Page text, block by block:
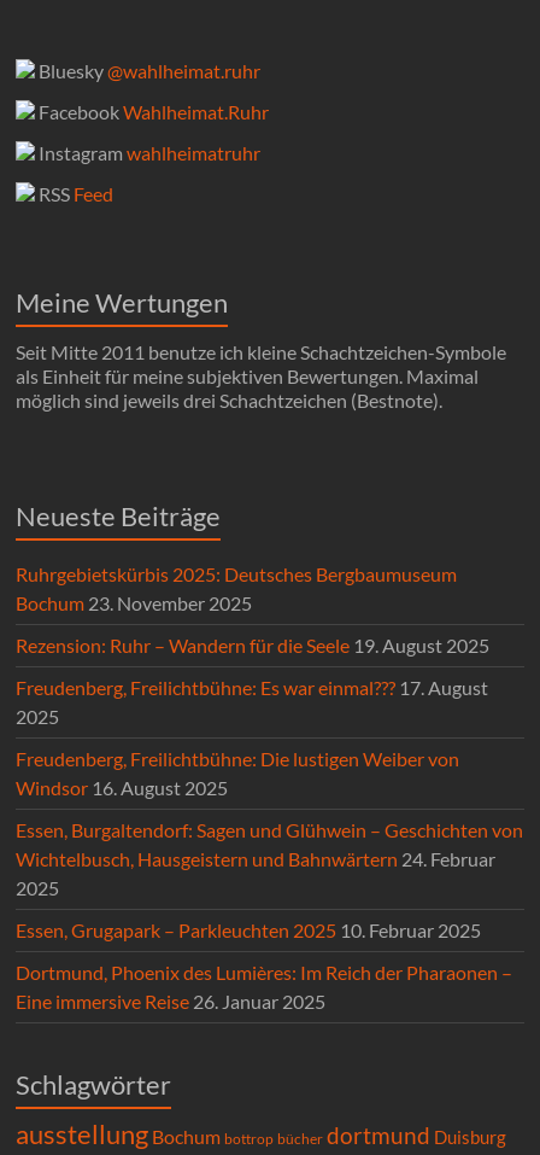
Bluesky@wahlheimat.ruhr
FacebookWahlheimat.Ruhr
Instagramwahlheimatruhr
RSS Feed
Meine Wertungen
Seit Mitte 2011 benutze ich kleine Schachtzeichen-Symbole
als Einheit für meine subjektiven Bewertungen. Maximal
möglich sind jeweils drei Schachtzeichen (Bestnote).
Neueste Beiträge
Ruhrgebietskürbis 2025: Deutsches Bergbaumuseum
Bochum 23. November 2025
Rezension: Ruhr – Wandern für die Seele 19. August 2025
Freudenberg, Freilichtbühne: Es war einmal??? 17. August
2025
Freudenberg, Freilichtbühne: Die lustigen Weiber von
Windsor 16. August 2025
Essen, Burgaltendorf: Sagen und Glühwein – Geschichten von
Wichtelbusch, Hausgeistern und Bahnwärtern 24. Februar
2025
Essen, Grugapark – Parkleuchten 2025 10. Februar 2025
Dortmund, Phoenix des Lumières: Im Reich der Pharaonen –
Eine immersive Reise 26. Januar 2025
Schlagwörter
ausstellung Bochum bottrop bücher dortmund Duisburg